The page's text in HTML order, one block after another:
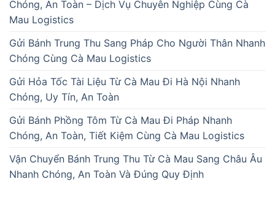
Chóng, An Toàn – Dịch Vụ Chuyên Nghiệp Cùng Cà
Mau Logistics
Gửi Bánh Trung Thu Sang Pháp Cho Người Thân Nhanh
Chóng Cùng Cà Mau Logistics
Gửi Hỏa Tốc Tài Liệu Từ Cà Mau Đi Hà Nội Nhanh
Chóng, Uy Tín, An Toàn
Gửi Bánh Phồng Tôm Từ Cà Mau Đi Pháp Nhanh
Chóng, An Toàn, Tiết Kiệm Cùng Cà Mau Logistics
Vận Chuyển Bánh Trung Thu Từ Cà Mau Sang Châu Âu
Nhanh Chóng, An Toàn Và Đúng Quy Định